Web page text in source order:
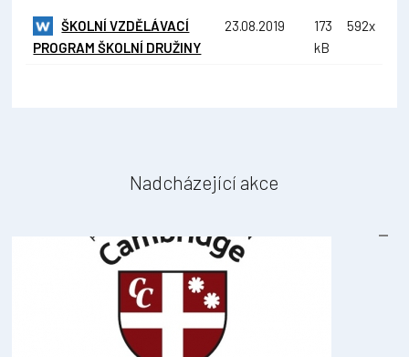
ŠKOLNÍ VZDĚLÁVACÍ
PROGRAM ŠKOLNÍ DRUŽINY
23.08.2019
173
kB
592x
Nadcházející akce